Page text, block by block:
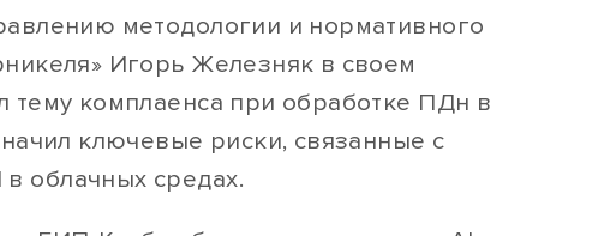
методологии и нормативного
Игорь Железняк в своем
тему комплаенса при обработке ПДн в
ключевые риски, связанные с
облачных средах.